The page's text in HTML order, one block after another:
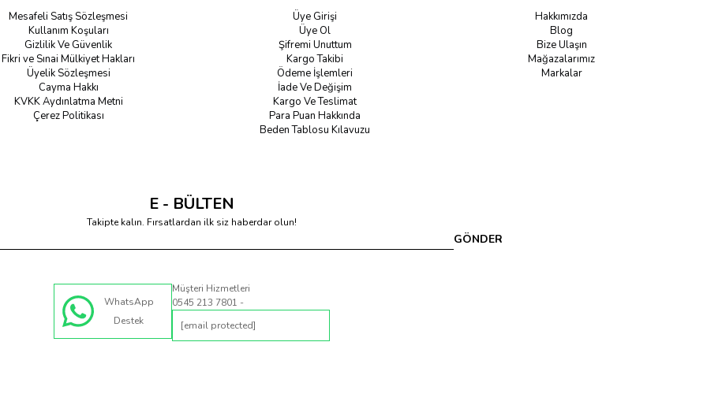
Mesafeli Satış Sözleşmesi
Kullanım Koşuları
Gizlilik Ve Güvenlik
Fikri ve Sınai Mülkiyet Hakları
Üyelik Sözleşmesi
Cayma Hakkı
KVKK Aydınlatma Metni
Çerez Politikası
Üye Girişi
Üye Ol
Şifremi Unuttum
Kargo Takibi
Ödeme İşlemleri
İade Ve Değişim
Kargo Ve Teslimat
Para Puan Hakkında
Beden Tablosu Kılavuzu
Hakkımızda
Blog
Bize Ulaşın
Mağazalarımız
Markalar
E - BÜLTEN
Takipte kalın. Fırsatlardan ilk siz haberdar olun!
GÖNDER
WhatsApp
Destek
Müşteri Hizmetleri
0545 213 7801 -
[email protected]